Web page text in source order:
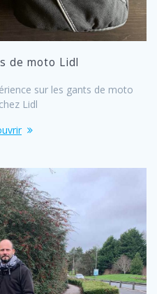
de moto Lidl
sur les gants de moto
Lidl